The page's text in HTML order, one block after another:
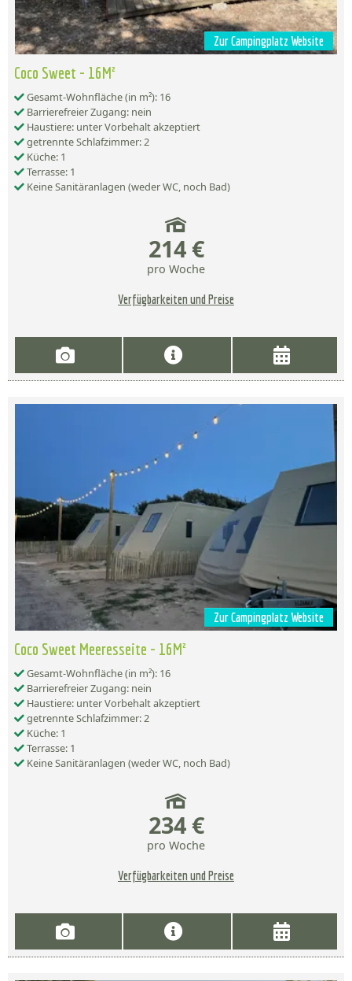
Zur Campingplatz Website
Coco Sweet - 16M²
Gesamt-Wohnfläche (in m²): 16
Barrierefreier Zugang: nein
Haustiere: unter Vorbehalt akzeptiert
getrennte Schlafzimmer: 2
Küche: 1
Terrasse: 1
Keine Sanitäranlagen (weder WC, noch Bad)
214 €
pro Woche
Verfügbarkeiten und Preise
Zur Campingplatz Website
Coco Sweet Meeresseite - 16M²
Gesamt-Wohnfläche (in m²): 16
Barrierefreier Zugang: nein
Haustiere: unter Vorbehalt akzeptiert
getrennte Schlafzimmer: 2
Küche: 1
Terrasse: 1
Keine Sanitäranlagen (weder WC, noch Bad)
234 €
pro Woche
Verfügbarkeiten und Preise